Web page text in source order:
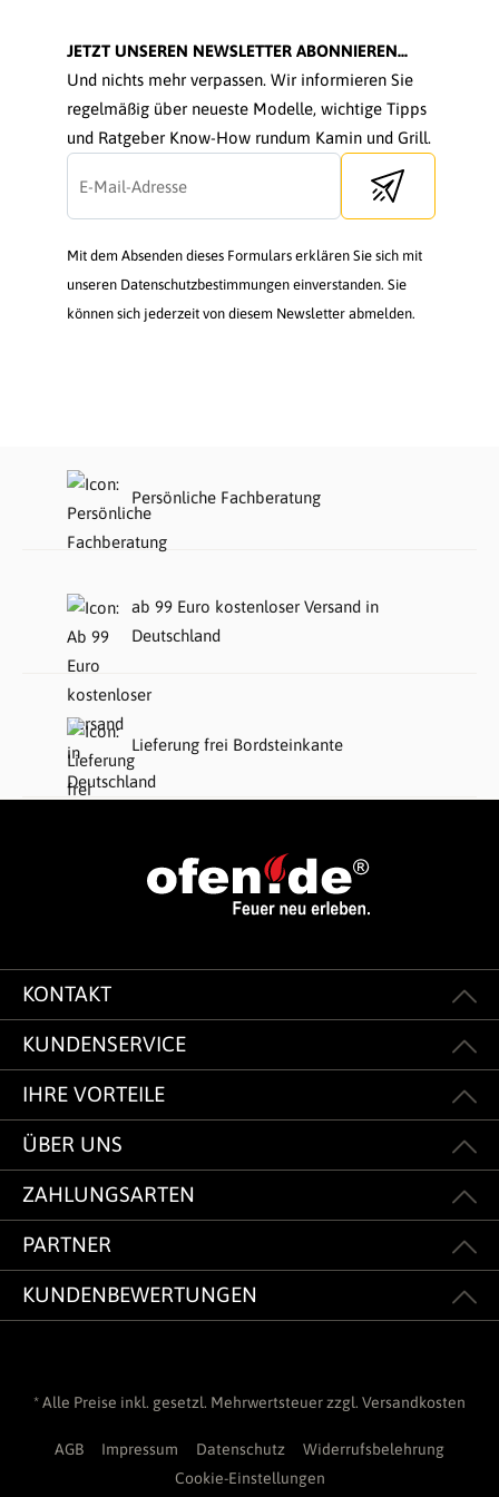
JETZT UNSEREN NEWSLETTER ABONNIEREN...
Und nichts mehr verpassen. Wir informieren Sie
regelmäßig über neueste Modelle, wichtige Tipps
und Ratgeber Know-How rundum Kamin und Grill.
Send newsletter
Mit dem Absenden dieses Formulars erklären Sie sich mit
unseren Datenschutzbestimmungen einverstanden. Sie
können sich jederzeit von diesem Newsletter abmelden.
Persönliche Fachberatung
ab 99 Euro kostenloser Versand in
Deutschland
Lieferung frei Bordsteinkante
KONTAKT
KUNDENSERVICE
IHRE VORTEILE
ÜBER UNS
ZAHLUNGSARTEN
PARTNER
KUNDENBEWERTUNGEN
* Alle Preise inkl. gesetzl. Mehrwertsteuer zzgl. Versandkosten
AGB Impressum Datenschutz
Widerrufsbelehrung
Cookie-Einstellungen